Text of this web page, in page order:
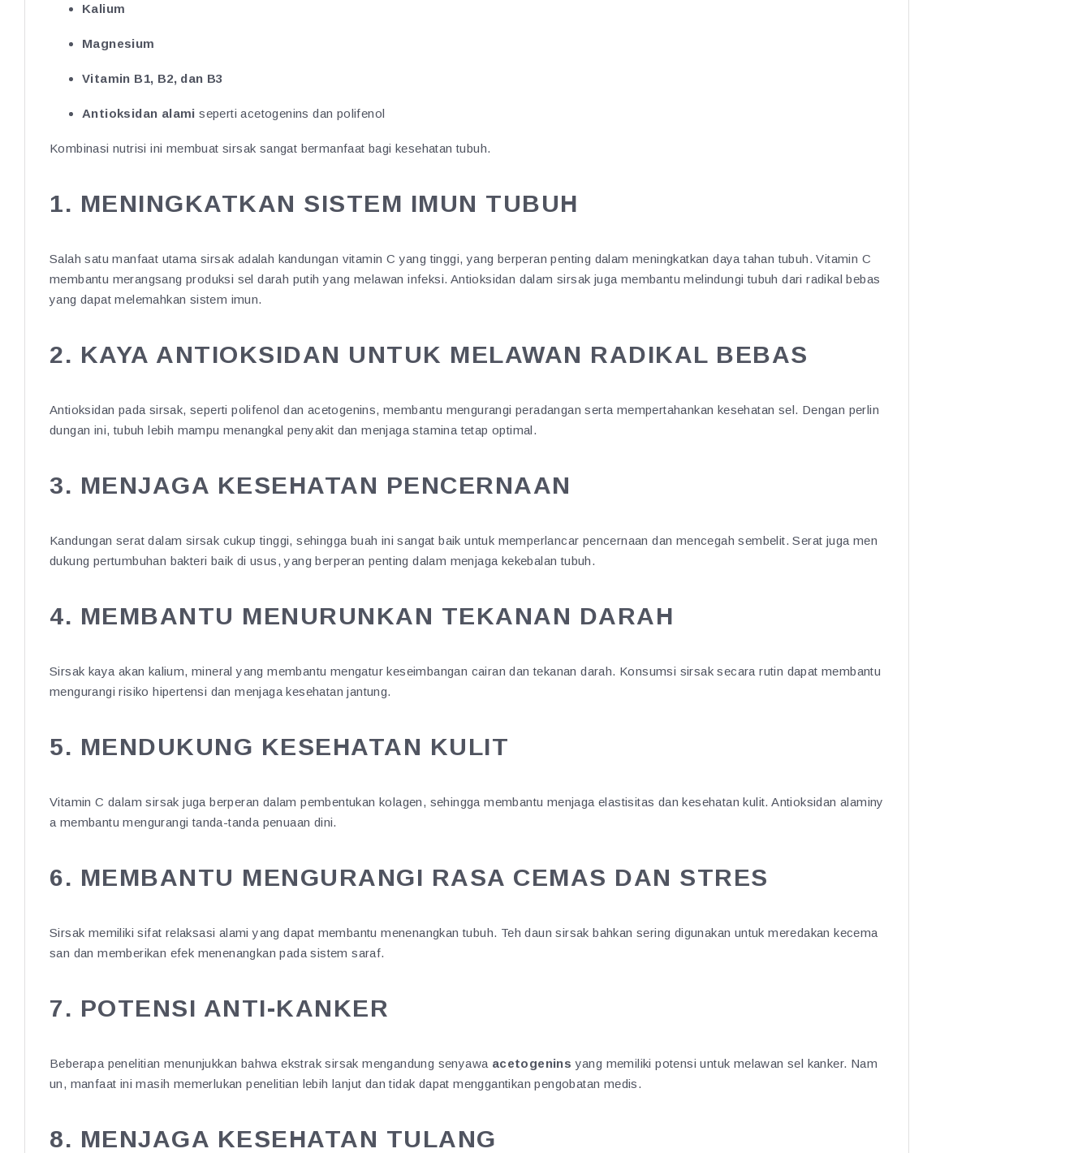
Kalium
Magnesium
Vitamin B1, B2, dan B3
Antioksidan alami seperti acetogenins dan polifenol
Kombinasi nutrisi ini membuat sirsak sangat bermanfaat bagi kesehatan tubuh.
1. MENINGKATKAN SISTEM IMUN TUBUH
Salah satu manfaat utama sirsak adalah kandungan vitamin C yang tinggi, yang berperan penting dalam meningkatkan daya tahan tubuh. Vitamin C
membantu merangsang produksi sel darah putih yang melawan infeksi. Antioksidan dalam sirsak juga membantu melindungi tubuh dari radikal bebas
yang dapat melemahkan sistem imun.
2. KAYA ANTIOKSIDAN UNTUK MELAWAN RADIKAL BEBAS
Antioksidan pada sirsak, seperti polifenol dan acetogenins, membantu mengurangi peradangan serta mempertahankan kesehatan sel. Dengan perlin
dungan ini, tubuh lebih mampu menangkal penyakit dan menjaga stamina tetap optimal.
3. MENJAGA KESEHATAN PENCERNAAN
Kandungan serat dalam sirsak cukup tinggi, sehingga buah ini sangat baik untuk memperlancar pencernaan dan mencegah sembelit. Serat juga men
dukung pertumbuhan bakteri baik di usus, yang berperan penting dalam menjaga kekebalan tubuh.
4. MEMBANTU MENURUNKAN TEKANAN DARAH
Sirsak kaya akan kalium, mineral yang membantu mengatur keseimbangan cairan dan tekanan darah. Konsumsi sirsak secara rutin dapat membantu
mengurangi risiko hipertensi dan menjaga kesehatan jantung.
5. MENDUKUNG KESEHATAN KULIT
Vitamin C dalam sirsak juga berperan dalam pembentukan kolagen, sehingga membantu menjaga elastisitas dan kesehatan kulit. Antioksidan alaminy
a membantu mengurangi tanda-tanda penuaan dini.
6. MEMBANTU MENGURANGI RASA CEMAS DAN STRES
Sirsak memiliki sifat relaksasi alami yang dapat membantu menenangkan tubuh. Teh daun sirsak bahkan sering digunakan untuk meredakan kecema
san dan memberikan efek menenangkan pada sistem saraf.
7. POTENSI ANTI-KANKER
Beberapa penelitian menunjukkan bahwa ekstrak sirsak mengandung senyawa acetogenins yang memiliki potensi untuk melawan sel kanker. Nam
un, manfaat ini masih memerlukan penelitian lebih lanjut dan tidak dapat menggantikan pengobatan medis.
8. MENJAGA KESEHATAN TULANG